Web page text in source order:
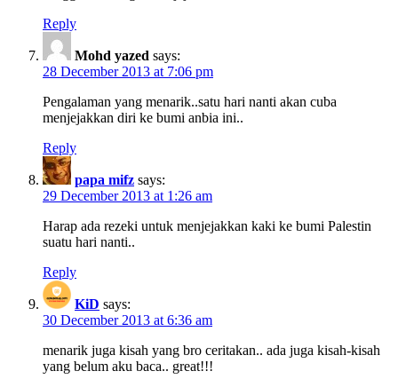
Reply
Mohd yazed says:
28 December 2013 at 7:06 pm
Pengalaman yang menarik..satu hari nanti akan cuba
menjejakkan diri ke bumi anbia ini..
Reply
papa mifz says:
29 December 2013 at 1:26 am
Harap ada rezeki untuk menjejakkan kaki ke bumi Palestin
suatu hari nanti..
Reply
KiD says:
30 December 2013 at 6:36 am
menarik juga kisah yang bro ceritakan.. ada juga kisah-kisah
yang belum aku baca.. great!!!